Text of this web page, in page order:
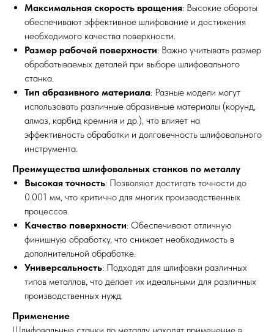
Максимальная скорость вращения: Высокие обороты
обеспечивают эффективное шлифование и достижения
необходимого качества поверхности.
Размер рабочей поверхности: Важно учитывать размер
обрабатываемых деталей при выборе шлифовального
станка.
Тип абразивного материала: Разные модели могут
использовать различные абразивные материалы (корунд,
алмаз, карбид кремния и др.), что влияет на
эффективность обработки и долговечность шлифовального
инструмента.
Преимущества шлифовальных станков по металлу
Высокая точность: Позволяют достигать точности до
0.001 мм, что критично для многих производственных
процессов.
Качество поверхности: Обеспечивают отличную
финишную обработку, что снижает необходимость в
дополнительной обработке.
Универсальность: Подходят для шлифовки различных
типов металлов, что делает их идеальными для различных
производственных нужд.
Применение